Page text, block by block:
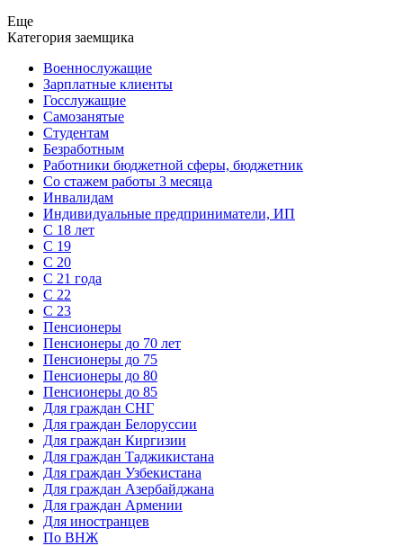
Еще
Категория заемщика
Военнослужащие
Зарплатные клиенты
Госслужащие
Самозанятые
Студентам
Безработным
Работники бюджетной сферы, бюджетник
Cо стажем работы 3 месяца
Инвалидам
Индивидуальные предприниматели, ИП
С 18 лет
С 19
С 20
С 21 года
С 22
С 23
Пенсионеры
Пенсионеры до 70 лет
Пенсионеры до 75
Пенсионеры до 80
Пенсионеры до 85
Для граждан СНГ
Для граждан Белоруссии
Для граждан Киргизии
Для граждан Таджикистана
Для граждан Узбекистана
Для граждан Азербайджана
Для граждан Армении
Для иностранцев
По ВНЖ